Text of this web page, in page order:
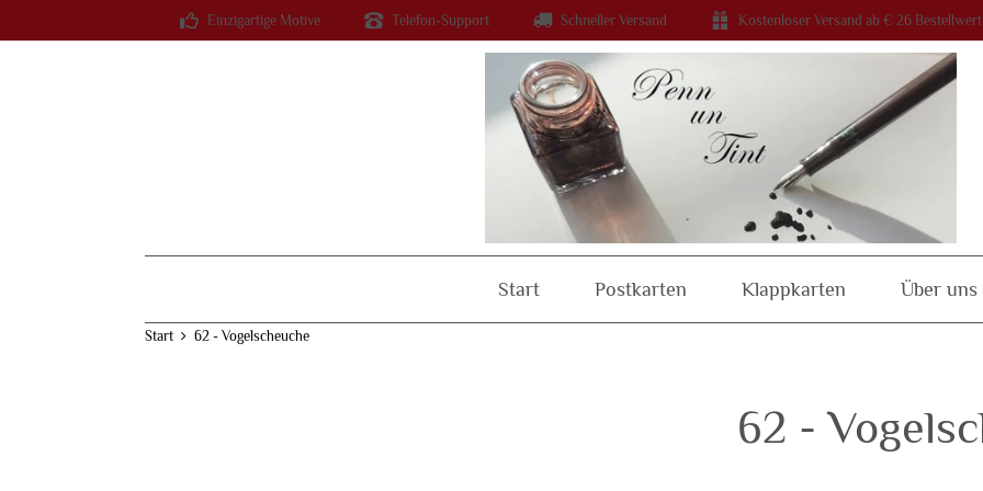
Einzigartige Motive Telefon-Support Schneller Versand Kostenloser Versand ab € 26 Bestellwert
Start Postkarten Klappkarten Über uns
Start 62 - Vogelscheuche
62 -